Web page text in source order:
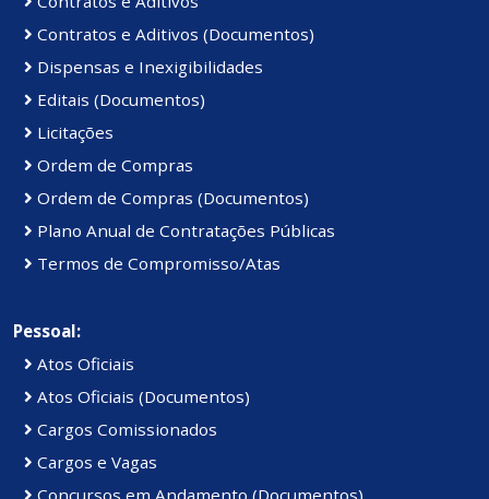
Contratos e Aditivos (Documentos)
Dispensas e Inexigibilidades
Editais (Documentos)
Licitações
Ordem de Compras
Ordem de Compras (Documentos)
Plano Anual de Contratações Públicas
Termos de Compromisso/Atas
Pessoal:
Atos Oficiais
Atos Oficiais (Documentos)
Cargos Comissionados
Cargos e Vagas
Concursos em Andamento (Documentos)